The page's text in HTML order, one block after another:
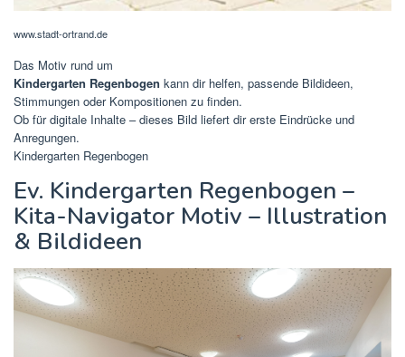
www.stadt-ortrand.de
Das Motiv rund um
Kindergarten Regenbogen kann dir helfen, passende Bildideen,
Stimmungen oder Kompositionen zu finden.
Ob für digitale Inhalte – dieses Bild liefert dir erste Eindrücke und
Anregungen.
Kindergarten Regenbogen
Ev. Kindergarten Regenbogen –
Kita-Navigator Motiv – Illustration
& Bildideen